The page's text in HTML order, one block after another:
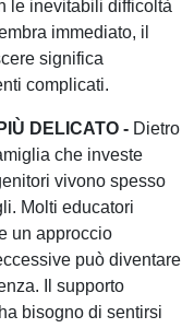
le inevitabili difficoltà
immediato, il
significa
complicati.
DELICATO - Dietro
che investe
vivono spesso
Molti educatori
un approccio
può diventare
Il supporto
bisogno di sentirsi